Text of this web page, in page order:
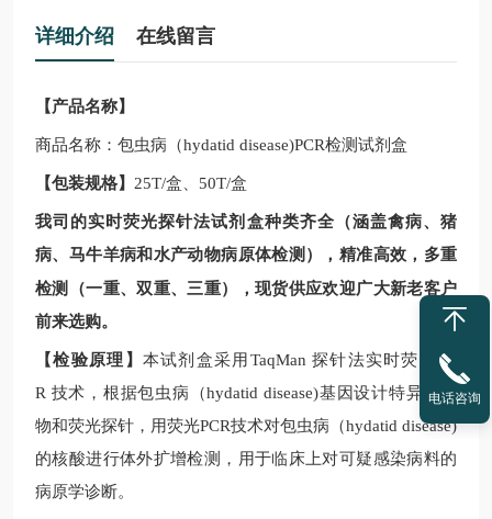
详细介绍 在线留言
【产品名称】
商品名称： 包虫病（hydatid disease)PCR检测试剂盒
【包装规格】 25T/盒、 50T/盒
我司的实时荧光探针法试剂盒种类齐全（涵盖禽病、猪
病、马牛羊病和水产动物病原体检测），精准高效，多重
检测（一重、双重、三重）， 现货供应欢迎广大新老客户
前来选购。
【检验原理】 本试剂盒采用 TaqMan 探针法实时荧光
PC
R 技术，根据包虫病（hydatid disease)基因设计特异性引
物和荧光探针，用荧光PCR技术对包虫病（hydatid disease)
的核酸进行体外扩增检测，用于临床上对可疑感染病料的
病原学诊断。
电话咨询